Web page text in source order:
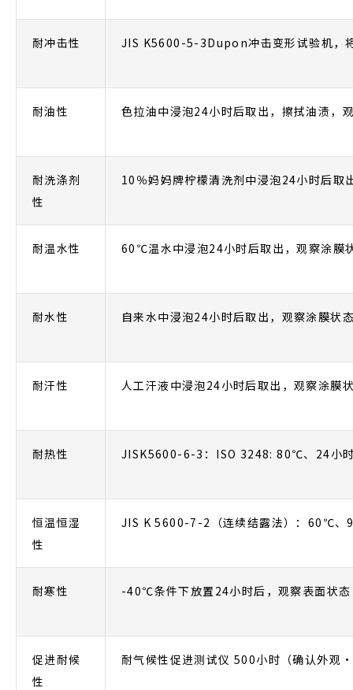
耐冲击性 JIS K5600-5-3Dupon冲击变形试验机，
耐油性 色拉油中浸泡24小时后取出，擦拭油渍，
耐洗涤剂
性
10％妈妈牌柠檬清洗剂中浸泡24小时后取
耐温水性 60℃温水中浸泡24小时后取出，观察涂膜
耐水性 自来水中浸泡24小时后取出，观察涂膜状
耐汗性 人工汗液中浸泡24小时后取出，观察涂膜
耐热性 JISK5600-6-3：ISO 3248: 80℃、24小
恒温恒湿
性
JIS K 5600-7-2（连续结露法）：60℃、
耐寒性 -40℃条件下放置24小时后，观察表面状态
促进耐候
性
耐气候性促进测试仪 500小时（确认外观